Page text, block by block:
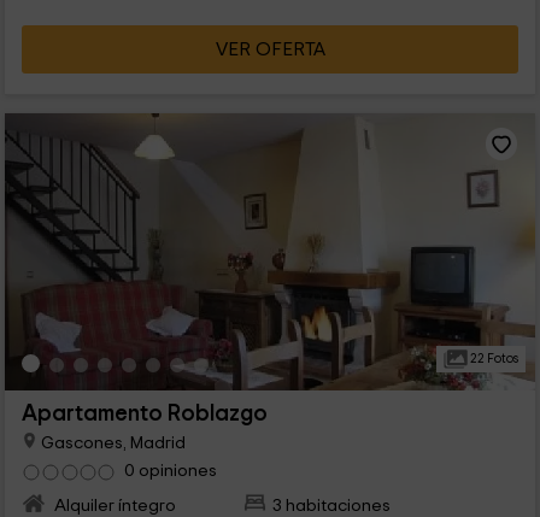
VER OFERTA
22 Fotos
Apartamento Roblazgo
Gascones, Madrid
0 opiniones
Alquiler íntegro
3 habitaciones